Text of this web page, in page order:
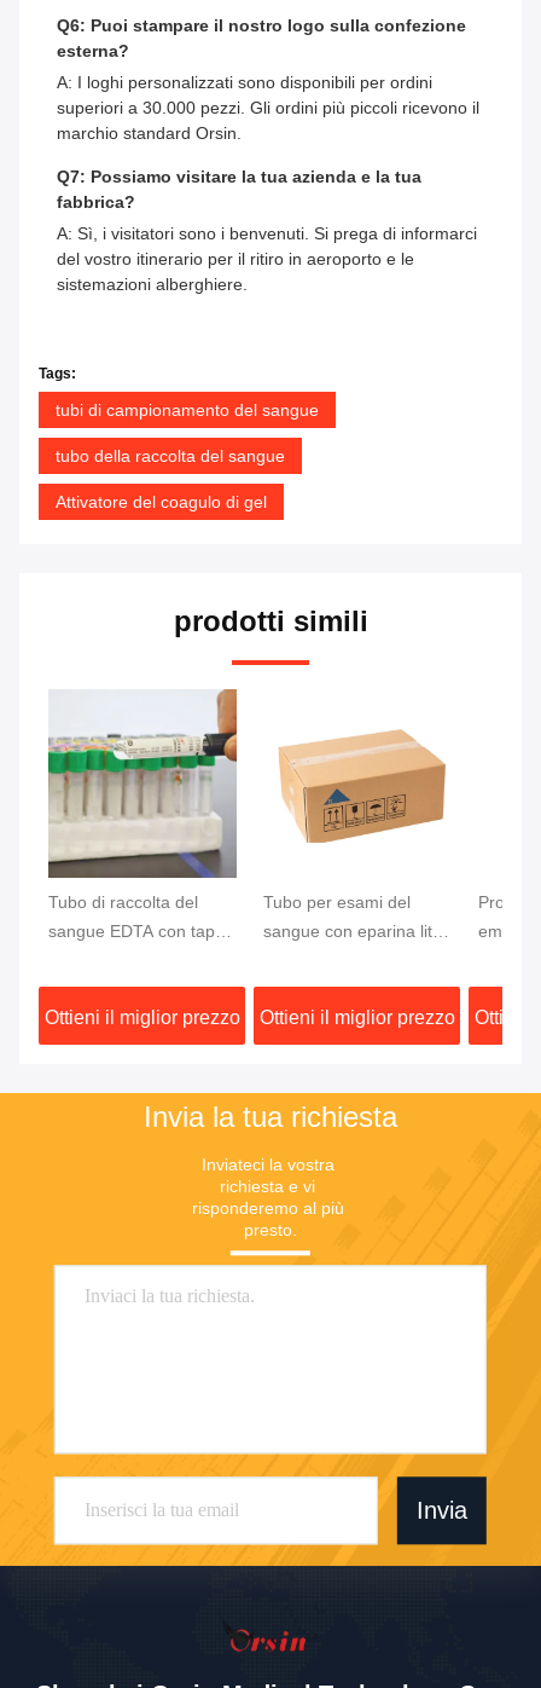
Q6: Puoi stampare il nostro logo sulla confezione
esterna?
A: I loghi personalizzati sono disponibili per ordini
superiori a 30.000 pezzi. Gli ordini più piccoli ricevono il
marchio standard Orsin.
Q7: Possiamo visitare la tua azienda e la tua
fabbrica?
A: Sì, i visitatori sono i benvenuti. Si prega di informarci
del vostro itinerario per il ritiro in aeroporto e le
sistemazioni alberghiere.
Tags:
tubi di campionamento del sangue
tubo della raccolta del sangue
Attivatore del coagulo di gel
prodotti simili
Tubo di raccolta del
sangue EDTA con tappo
glucosio, campione di
sangue 13x75mm
Ottieni il miglior prezzo
Tubo per esami del
sangue con eparina litio
separazione rapida,
attivatore della
coagulazione, gel
Ottieni il miglior prezzo
test del
Ottieni
Invia la tua richiesta
Inviateci la vostra
richiesta e vi
risponderemo al più
presto.
Invia